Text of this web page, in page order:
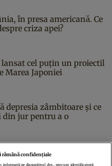
în presa americană. Ce
criza apei?
lansat cel puțin un proiectil
Marea Japoniei
depresia zâmbitoare și ce
din jur pentru a o
rămână confidențiale
informații pe dispozitivul dvs., precum identificatorii